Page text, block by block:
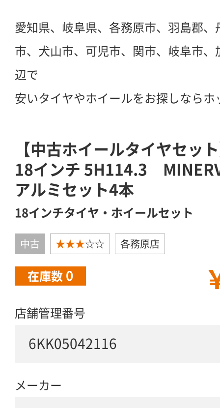
愛知県、岐阜県、各務原市、羽島郡
市、犬山市、可児市、関市、岐阜市
辺で
安いタイヤやホイールをお探しなら
【中古ホイールタイヤセ
18インチ 5H114.3
アルミセット4本
18インチタイヤ・ホイールセット
中古 ★★★☆☆ 各務原店
在庫数 0
店舗管理番号
6KK05042116
メーカー